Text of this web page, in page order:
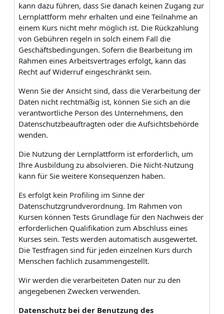
kann dazu führen, dass Sie danach keinen Zugang zur
Lernplattform mehr erhalten und eine Teilnahme an
einem Kurs nicht mehr möglich ist. Die Rückzahlung
von Gebühren regeln in solch einem Fall die
Geschäftsbedingungen. Sofern die Bearbeitung im
Rahmen eines Arbeitsvertrages erfolgt, kann das
Recht auf Widerruf eingeschränkt sein.
Wenn Sie der Ansicht sind, dass die Verarbeitung der
Daten nicht rechtmäßig ist, können Sie sich an die
verantwortliche Person des Unternehmens, den
Datenschutzbeauftragten oder die Aufsichtsbehörde
wenden.
Die Nutzung der Lernplattform ist erforderlich, um
Ihre Ausbildung zu absolvieren. Die Nicht-Nutzung
kann für Sie weitere Konsequenzen haben.
Es erfolgt kein Profiling im Sinne der
Datenschutzgrundverordnung. Im Rahmen von
Kursen können Tests Grundlage für den Nachweis der
erforderlichen Qualifikation zum Abschluss eines
Kurses sein. Tests werden automatisch ausgewertet.
Die Testfragen sind für jeden einzelnen Kurs durch
Menschen fachlich zusammengestellt.
Wir werden die verarbeiteten Daten nur zu den
angegebenen Zwecken verwenden.
Datenschutz bei der Benutzung des